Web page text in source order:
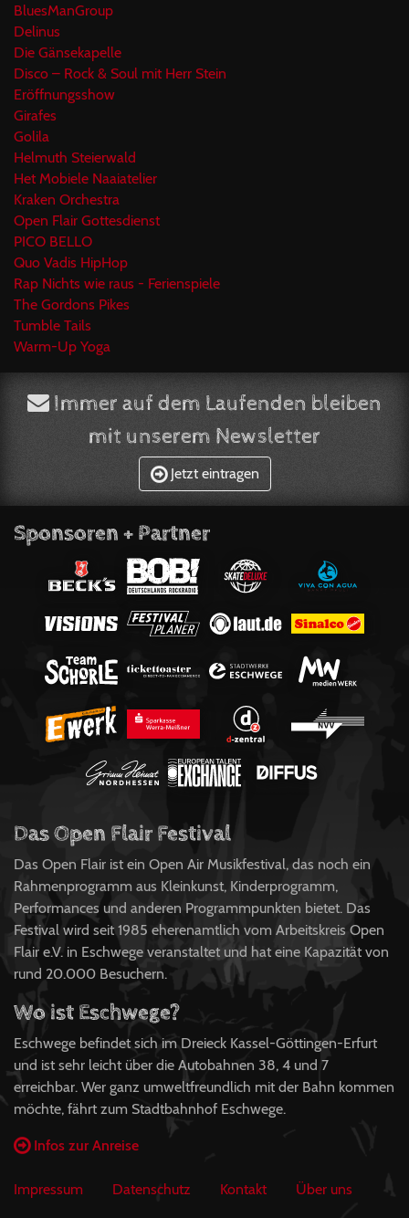
BluesManGroup
Delinus
Die Gänsekapelle
Disco – Rock & Soul mit Herr Stein
Eröffnungsshow
Girafes
Golila
Helmuth Steierwald
Het Mobiele Naaiatelier
Kraken Orchestra
Open Flair Gottesdienst
PICO BELLO
Quo Vadis HipHop
Rap Nichts wie raus - Ferienspiele
The Gordons Pikes
Tumble Tails
Warm-Up Yoga
Immer auf dem Laufenden bleiben
mit unserem Newsletter
Jetzt eintragen
Sponsoren + Partner
Das Open Flair Festival
Das Open Flair ist ein Open Air Musikfestival, das noch ein
Rahmenprogramm aus Kleinkunst, Kinderprogramm,
Performances und anderen Programmpunkten bietet. Das
Festival wird seit 1985 eherenamtlich vom Arbeitskreis Open
Flair e.V. in Eschwege veranstaltet und hat eine Kapazität von
rund 20.000 Besuchern.
Wo ist Eschwege?
Eschwege befindet sich im Dreieck Kassel-Göttingen-Erfurt
und ist sehr leicht über die Autobahnen 38, 4 und 7
erreichbar. Wer ganz umweltfreundlich mit der Bahn kommen
möchte, fährt zum Stadtbahnhof Eschwege.
Infos zur Anreise
Impressum Datenschutz Kontakt Über uns